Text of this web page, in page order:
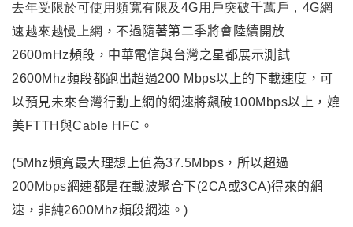
去年受限於可使用頻寬有限及4G用戶突破千萬戶 ， 4G網
速越來越慢上網 ，不過隨著第二季將會陸續開放
2600mHz頻段 ， 中華電信與台灣之星都展示測試
2600Mhz頻段都跑出超過200 Mbps以上的下載速度 ， 可
以預見未來台灣行動上網的網速將飆破100Mbps以上，媲
美FTTH與Cable HFC 。
(5Mhz頻寬最大理想上值為37.5Mbps，所以超過
200Mbps網速都是在載波聚合下(2CA或3CA)得來的網
速，非純2600Mhz頻段網速。)